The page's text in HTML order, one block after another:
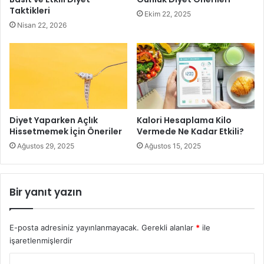
Kortizol seviyeleri ilk önce strese girdiğimizde yükselir ve
stres gittiğinde normale döner, ancak stres yeterince
dinlenmeden ve iyileşmeden devam ederse, adrenal
bezler tükenir ve yeterli kortizol üretemez ve ardından
seviyesi düşer.
Bunun metabolizmayı yavaşlatan ve diğerleri arasında
halsizlik, endişe ve depresyon eşliğinde kilo alımına neden
olan büyük bir etkisi vardır.
Belirti ve bulgular
: Düşük enerji seviyeleri (özellikle
sabahları), sürekli yorgunluk, beyin sisi, sinirlilik, kısa öfke,
uyku problemleri, kas veya eklem sertliği ve ağrısı, bel
Taktikleri
Nisan 22, 2026
Ekim 22, 2025
Diyet Yaparken Açlık
Hissetmemek İçin Öneriler
Ağustos 29, 2025
Kalori Hesaplama Kilo
Vermede Ne Kadar Etkili?
Ağustos 15, 2025
Bir yanıt yazın
E-posta adresiniz yayınlanmayacak. Gerekli alanlar * ile
işaretlenmişlerdir